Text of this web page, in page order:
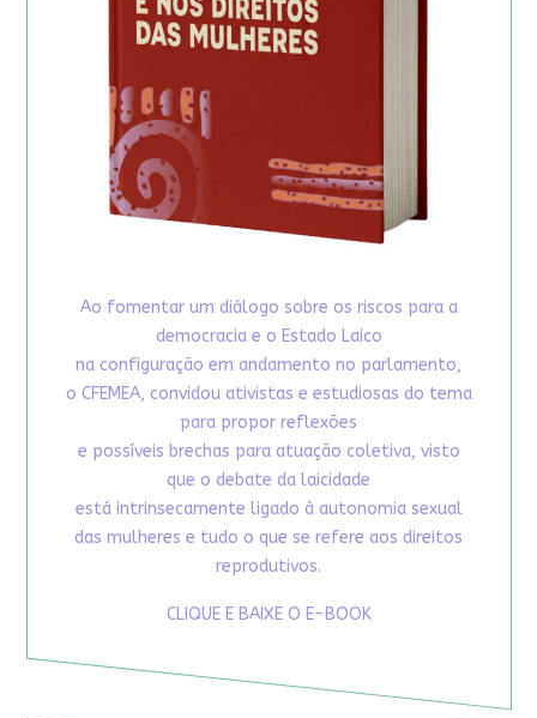
Ao fomentar um diálogo sobre os riscos para a
democracia e o Estado Laico
na configuração em andamento no parlamento,
o CFEMEA, convidou ativistas e estudiosas do tema
para propor reflexões
e possíveis brechas para atuação coletiva, visto
que o debate da laicidade
está intrinsecamente ligado à autonomia sexual
das mulheres e tudo o que se refere aos direitos
reprodutivos.
CLIQUE E BAIXE O E-BOOK